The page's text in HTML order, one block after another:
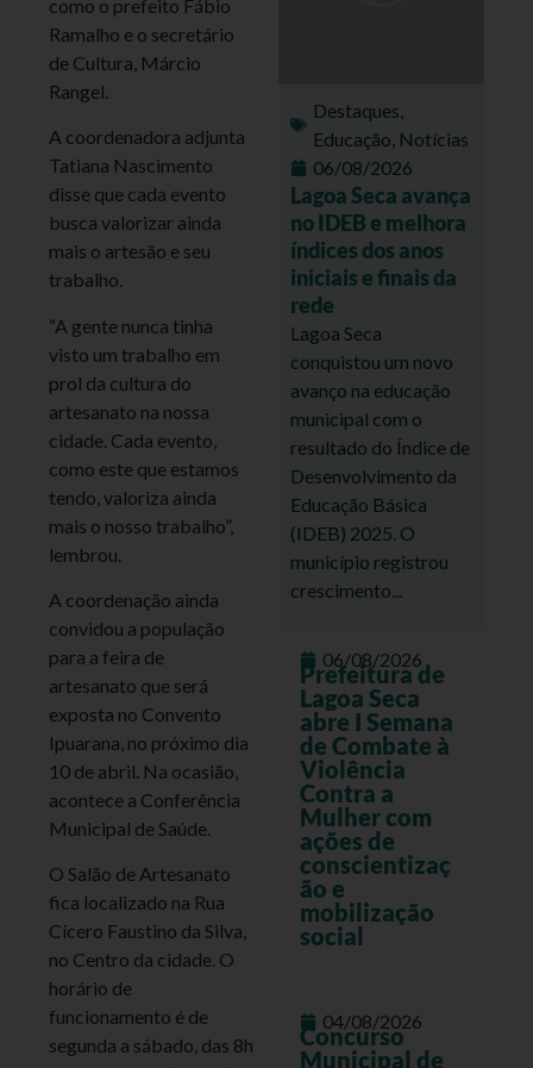
como o prefeito Fábio
Ramalho e o secretário
de Cultura, Márcio
Rangel.
A coordenadora adjunta
Tatiana Nascimento
disse que cada evento
busca valorizar ainda
mais o artesão e seu
trabalho.
“A gente nunca tinha
visto um trabalho em
prol da cultura do
artesanato na nossa
cidade. Cada evento,
como este que estamos
tendo, valoriza ainda
mais o nosso trabalho”,
lembrou.
A coordenação ainda
convidou a população
para a feira de
artesanato que será
exposta no Convento
Ipuarana, no próximo dia
10 de abril. Na ocasião,
acontece a Conferência
Municipal de Saúde.
O Salão de Artesanato
fica localizado na Rua
Cícero Faustino da Silva,
no Centro da cidade. O
horário de
funcionamento é de
segunda a sábado, das 8h
Destaques,
Educação, Notícias
06/08/2026
Lagoa Seca avança
no IDEB e melhora
índices dos anos
iniciais e finais da
rede
Lagoa Seca
conquistou um novo
avanço na educação
municipal com o
resultado do Índice de
Desenvolvimento da
Educação Básica
(IDEB) 2025. O
município registrou
crescimento...
06/08/2026
Prefeitura de
Lagoa Seca
abre I Semana
de Combate à
Violência
Contra a
Mulher com
ações de
conscientizaç
ão e
mobilização
social
04/08/2026
Concurso
Municipal de